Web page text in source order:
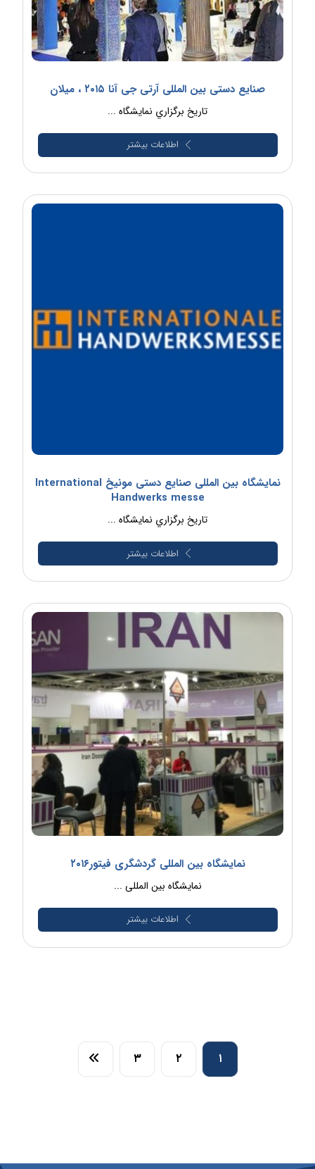
صنایع دستی بین المللی آرتی جی آنا ۲۰۱۵ ، میلان
تاريخ برگزاري نمايشگاه ...
اطلاعات بیشتر
نمایشگاه بین المللی صنایع دستی مونیخ International
Handwerks messe
تاريخ برگزاري نمايشگاه ...
اطلاعات بیشتر
نمایشگاه بین المللی گردشگری فیتور۲۰۱۶
نمایشگاه بین المللی ...
اطلاعات بیشتر
۱ ۲ ۳